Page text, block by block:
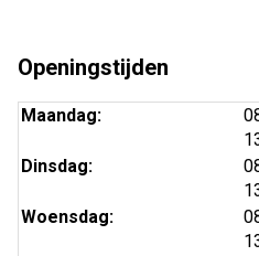
Openingstijden
Maandag:
Dinsdag:
Woensdag: